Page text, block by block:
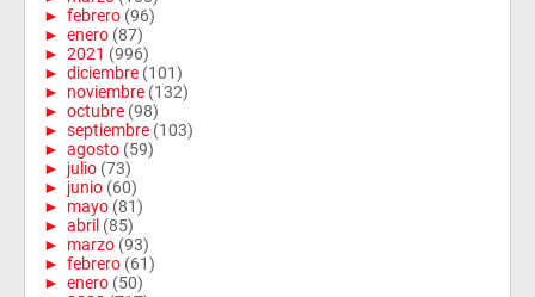
► febrero (96)
► enero (87)
► 2021 (996)
► diciembre (101)
► noviembre (132)
► octubre (98)
► septiembre (103)
► agosto (59)
► julio (73)
► junio (60)
► mayo (81)
► abril (85)
► marzo (93)
► febrero (61)
► enero (50)